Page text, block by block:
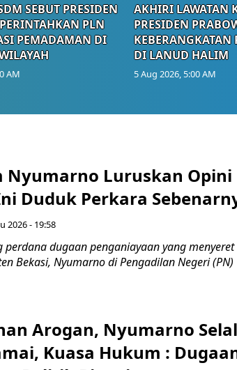
SEBUT PRESIDEN
PLN
PEMADAMAN DI
AM
AKHIRI LAWATAN
PRESIDEN
DI LANUD HALIM
5 Aug 2026, 5:00 AM
Nyumarno Luruskan Opini
Duduk Perkara
2026 - 19:58
perdana dugaan penganiayaan yang menyeret
Bekasi, Nyumarno di Pengadilan Negeri (PN)
Arogan, Nyumarno
Kuasa Hukum :